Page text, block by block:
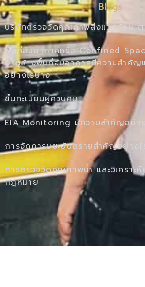
Blogs
บริษัทตรวจวัดคุณภาพสิ่งแวดล้อม ต
พื้นที่อับอากาศหรือ Confined
งานล้างพื้นที่อับอากาศมีความสำคัญ
อย่างไรบ้าง
ขึ้นทะเบียนผู้ควบคุม
EIA Monitoring มีความสำคัญอย่าง
การจัดการขยะอันตรายสำคัญอย่างไร
การตรวจวัดคุณภาพน้ำ และวิเคราะห์
กฎหมาย